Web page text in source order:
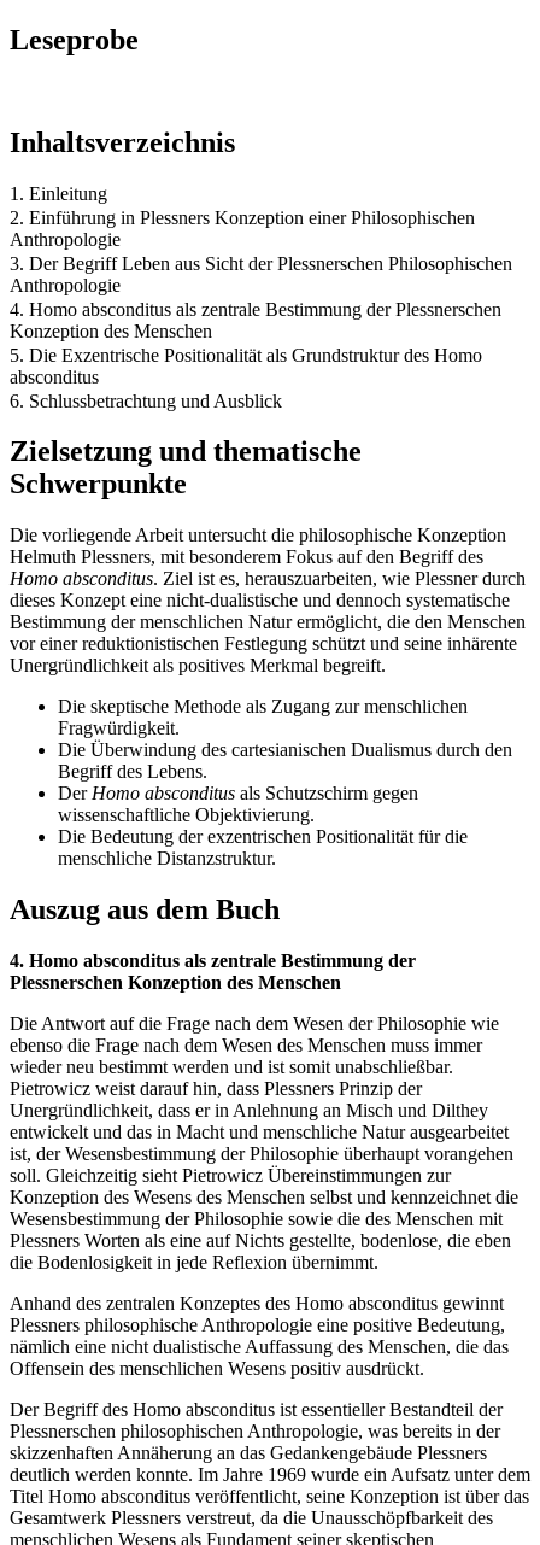
Leseprobe
Inhaltsverzeichnis
1. Einleitung
2. Einführung in Plessners Konzeption einer Philosophischen
Anthropologie
3. Der Begriff Leben aus Sicht der Plessnerschen Philosophischen
Anthropologie
4. Homo absconditus als zentrale Bestimmung der Plessnerschen
Konzeption des Menschen
5. Die Exzentrische Positionalität als Grundstruktur des Homo
absconditus
6. Schlussbetrachtung und Ausblick
Zielsetzung und thematische
Schwerpunkte
Die vorliegende Arbeit untersucht die philosophische Konzeption
Helmuth Plessners, mit besonderem Fokus auf den Begriff des
Homo absconditus. Ziel ist es, herauszuarbeiten, wie Plessner durch
dieses Konzept eine nicht-dualistische und dennoch systematische
Bestimmung der menschlichen Natur ermöglicht, die den Menschen
vor einer reduktionistischen Festlegung schützt und seine inhärente
Unergründlichkeit als positives Merkmal begreift.
Die skeptische Methode als Zugang zur menschlichen
Fragwürdigkeit.
Die Überwindung des cartesianischen Dualismus durch den
Begriff des Lebens.
Der Homo absconditus als Schutzschirm gegen
wissenschaftliche Objektivierung.
Die Bedeutung der exzentrischen Positionalität für die
menschliche Distanzstruktur.
Auszug aus dem Buch
4. Homo absconditus als zentrale Bestimmung der
Plessnerschen Konzeption des Menschen
Die Antwort auf die Frage nach dem Wesen der Philosophie wie
ebenso die Frage nach dem Wesen des Menschen muss immer
wieder neu bestimmt werden und ist somit unabschließbar.
Pietrowicz weist darauf hin, dass Plessners Prinzip der
Unergründlichkeit, dass er in Anlehnung an Misch und Dilthey
entwickelt und das in Macht und menschliche Natur ausgearbeitet
ist, der Wesensbestimmung der Philosophie überhaupt vorangehen
soll. Gleichzeitig sieht Pietrowicz Übereinstimmungen zur
Konzeption des Wesens des Menschen selbst und kennzeichnet die
Wesensbestimmung der Philosophie sowie die des Menschen mit
Plessners Worten als eine auf Nichts gestellte, bodenlose, die eben
die Bodenlosigkeit in jede Reflexion übernimmt.
Anhand des zentralen Konzeptes des Homo absconditus gewinnt
Plessners philosophische Anthropologie eine positive Bedeutung,
nämlich eine nicht dualistische Auffassung des Menschen, die das
Offensein des menschlichen Wesens positiv ausdrückt.
Der Begriff des Homo absconditus ist essentieller Bestandteil der
Plessnerschen philosophischen Anthropologie, was bereits in der
skizzenhaften Annäherung an das Gedankengebäude Plessners
deutlich werden konnte. Im Jahre 1969 wurde ein Aufsatz unter dem
Titel Homo absconditus veröffentlicht, seine Konzeption ist über das
Gesamtwerk Plessners verstreut, da die Unausschöpfbarkeit des
menschlichen Wesens als Fundament seiner skeptischen